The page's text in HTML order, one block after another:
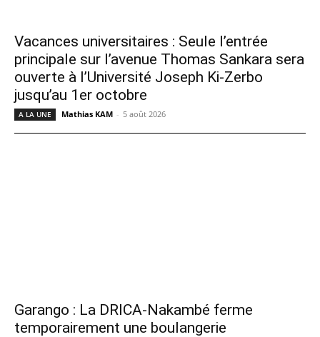
Vacances universitaires : Seule l’entrée
principale sur l’avenue Thomas Sankara sera
ouverte à l’Université Joseph Ki-Zerbo
jusqu’au 1er octobre
A LA UNE Mathias KAM - 5 août 2026
Garango : La DRICA-Nakambé ferme
temporairement une boulangerie